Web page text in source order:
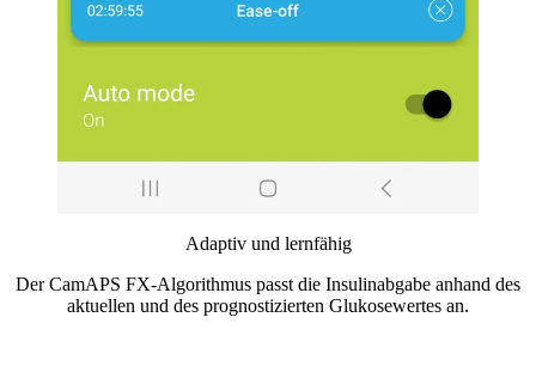
Adaptiv und lernfähig
Der CamAPS FX-Algorithmus passt die Insulinabgabe anhand des
aktuellen und des prognostizierten Glukosewertes an.